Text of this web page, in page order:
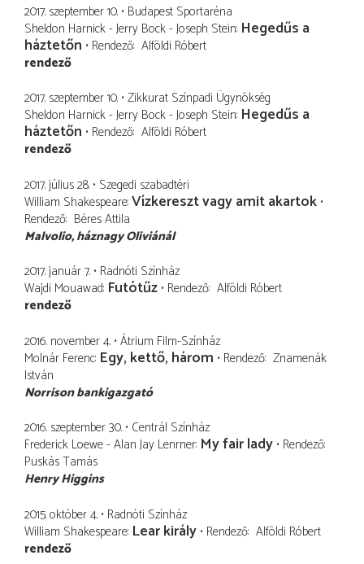
2017. szeptember 10. Budapest Sportaréna
Sheldon Harnick - Jerry Bock - Joseph Stein Hegedűs a
háztetőn Rendező Alföldi Róbert
rendező
2017. szeptember 10. Zikkurat Színpadi Ügynökség
Sheldon Harnick - Jerry Bock - Joseph Stein Hegedűs a
háztetőn Rendező Alföldi Róbert
rendező
2017. július 28. Szegedi szabadtéri
William Shakespeare Vízkereszt vagy amit akartok
Rendező Béres Attila
Malvolio háznagy Oliviánál
2017. január 7. Radnóti Színház
Wajdi Mouawad Futótűz Rendező Alföldi Róbert
rendező
2016. november 4. Átrium Film-Színház
Molnár Ferenc Egy, kettő, három Rendező Znamenák
István
Norrison bankigazgató
2016. szeptember 30. Centrál Színház
Frederick Loewe - Alan Jay Lenrner My fair lady Rendező
Puskás Tamás
Henry Higgins
2015. október 4. Radnóti Színház
William Shakespeare Lear király Rendező Alföldi Róbert
rendező